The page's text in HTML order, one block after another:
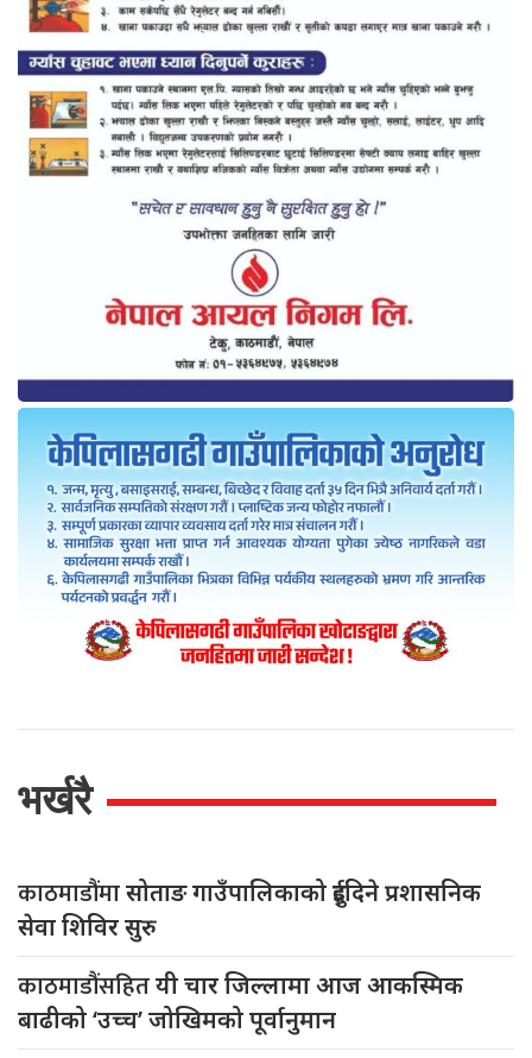
भर्खरै
काठमाडौंमासोताङ गाउँपालिकाको दुईदिने प्रशासनिक
सेवा शिविर सुरु
काठमाडौंसहितयी चार जिल्लामा आज आकस्मिक
बाढीको ‘उच्च’ जोखिमको पूर्वानुमान